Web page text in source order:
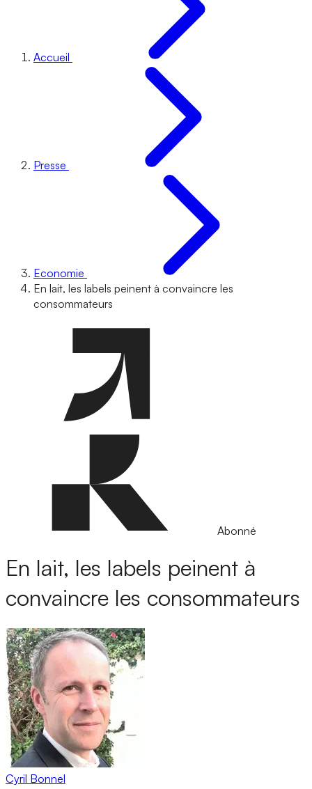
Accueil
Presse
Economie
En lait, les labels peinent à convaincre les
consommateurs
Abonné
En lait, les labels peinent à
convaincre les consommateurs
Cyril Bonnel